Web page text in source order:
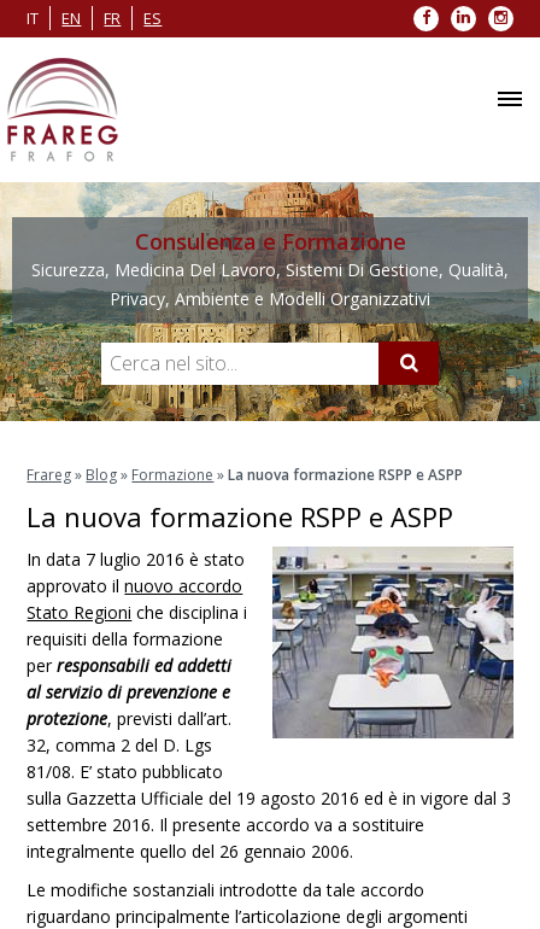
IT EN FR ES Facebook
LinkedIn
Consulenza e Formazione
Sicurezza, Medicina Del Lavoro, Sistemi Di Gestione, Qualità,
Privacy, Ambiente e Modelli Organizzativi
Frareg» Blog» Formazione »La nuova formazione RSPP e ASPP
La nuova formazione RSPP e ASPP
In data 7 luglio 2016 è stato
approvato ilnuovo accordo
Stato Regioni che disciplina i
requisiti della formazione
perresponsabili ed addetti
al servizio di prevenzione e
protezione, previsti dall’art.
32, comma 2 del D. Lgs
81/08. E’ stato pubblicato
sulla Gazzetta Ufficiale del 19 agosto 2016 ed è in vigore dal 3
settembre 2016. Il presente accordo va a sostituire
integralmente quello del 26 gennaio 2006.
Le modifiche sostanziali introdotte da tale accordo
riguardano principalmente l’articolazione degli argomenti